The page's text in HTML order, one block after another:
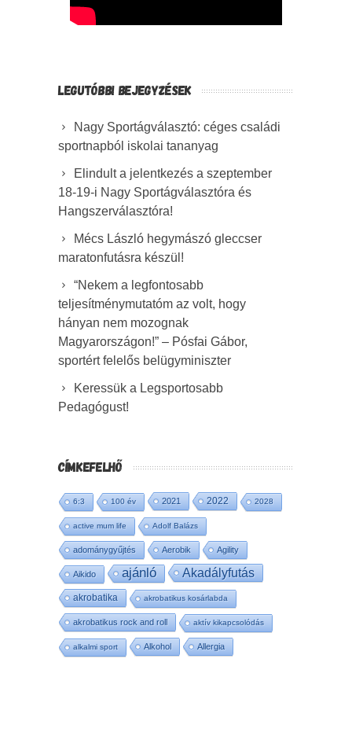
LEGUTÓBBI BEJEGYZÉSEK
Nagy Sportágválasztó: céges családi
sportnapból iskolai tananyag
Elindult a jelentkezés a szeptember
18-19-i Nagy Sportágválasztóra és
Hangszerválasztóra!
Mécs László hegymászó gleccser
maratonfutásra készül!
“Nekem a legfontosabb
teljesítménymutatóm az volt, hogy
hányan nem mozognak
Magyarországon!” – Pósfai Gábor,
sportért felelős belügyminiszter
Keressük a Legsportosabb
Pedagógust!
CÍMKEFELHŐ
6:3 100 év 2021 2022 2028
active mum life Adolf Balázs
adománygyűjtés Aerobik Agility
Aikido ajánló Akadályfutás
akrobatika akrobatikus kosárlabda
akrobatikus rock and roll aktív kikapcsolódás
alkalmi sport Alkohol Allergia